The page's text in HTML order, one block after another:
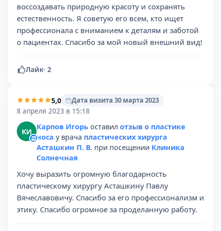
воссоздавать природную красоту и сохранять
естественность. Я советую его всем, кто ищет
профессионала с вниманием к деталям и заботой
о пациентах. Спасибо за мой новый внешний вид!
Лайк· 2
5,0
Дата визита 30 марта 2023
8 апреля 2023 в 15:18
КИ Карпов Игорь оставил отзыв о пластике
носа у врача пластических хирурга
Асташкин П. В. при посещении Клиника
Солнечная
Хочу выразить огромную благодарность
пластическому хирургу Асташкину Павлу
Вячеславовичу. Спасибо за его профессионализм и
этику. Спасибо огромное за проделанную работу.